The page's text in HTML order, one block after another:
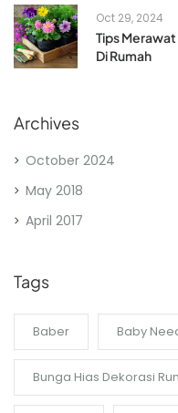
Oct 29, 2024
Tips Merawat
Di Rumah
Archives
October 2024
May 2018
April 2017
Tags
Baber Baby
Bunga Hias Dekorasi